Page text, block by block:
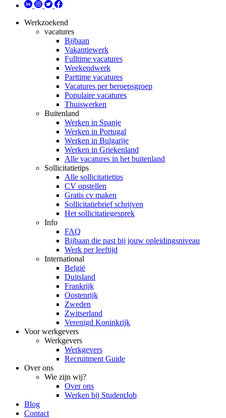
Werkzoekend
vacatures
Bijbaan
Vakantiewerk
Fulltime vacatures
Weekendwerk
Parttime vacatures
Vacatures per beroepsgroep
Populaire vacatures
Thuiswerken
Buitenland
Werken in Spanje
Werken in Portugal
Werken in Bulgarije
Werken in Griekenland
Alle vacatures in het buitenland
Sollicitatietips
Alle sollicitatietips
CV opstellen
Gratis cv maken
Sollicitatiebrief schrijven
Het sollicitatiegesprek
Info
FAQ
Bijbaan die past bij jouw opleidingsniveau
Werk per leeftijd
International
België
Duitsland
Frankrijk
Oostenrijk
Zweden
Zwitserland
Verenigd Koninkrijk
Voor werkgevers
Werkgevers
Werkgevers
Recruitment Guide
Over ons
Wie zijn wij?
Over ons
Werken bij StudentJob
Blog
Contact